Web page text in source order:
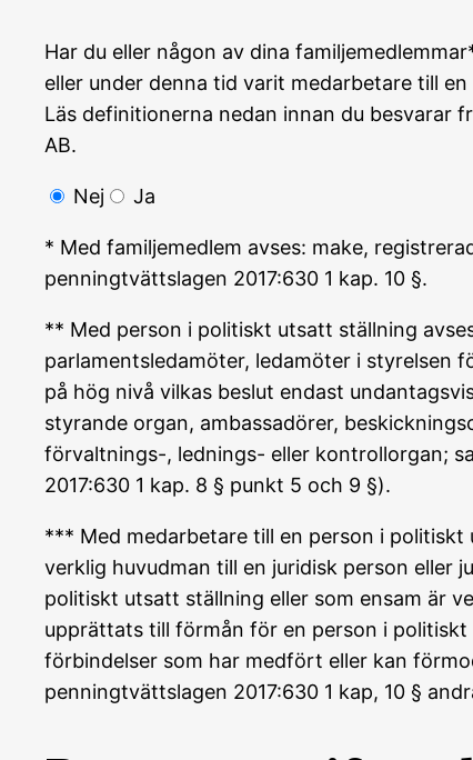
Har du eller någon av dina
eller under denna tid varit medarbetare till
Läs definitionerna nedan innan du besvarar
AB.
Nej Ja
* Med familjemedlem avses: make,
penningtvättslagen 2017:630 1 kap. 10 §.
** Med person i politiskt utsatt ställning
parlamentsledamöter, ledamöter i styrelsen
på hög nivå vilkas beslut endast
styrande organ, ambassadörer,
förvaltnings-, lednings- eller kontrollorgan;
2017:630 1 kap. 8 § punkt 5 och 9 §).
*** Med medarbetare till en person i
verklig huvudman till en juridisk person eller
politiskt utsatt ställning eller som ensam är
upprättats till förmån för en person i
förbindelser som har medfört eller kan
penningtvättslagen 2017:630 1 kap, 10 §